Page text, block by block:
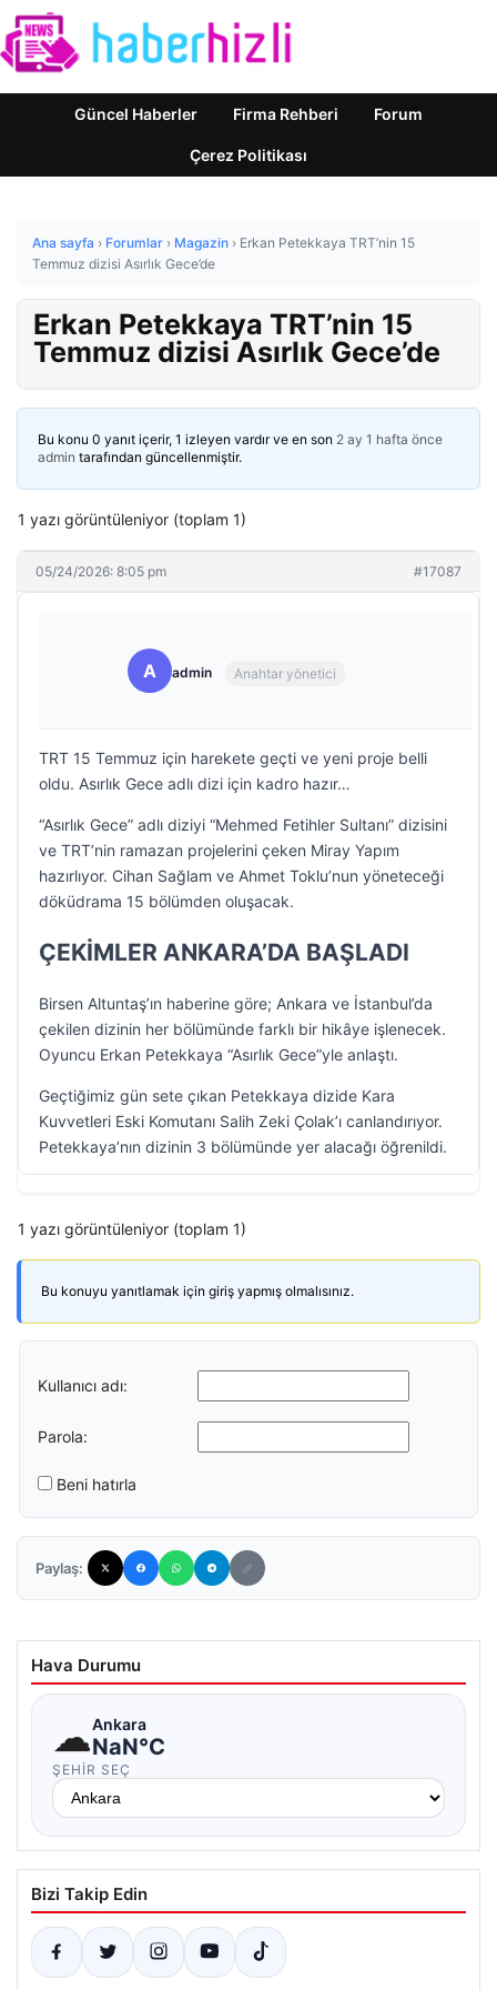
Güncel Haberler Firma Rehberi Forum
Çerez Politikası
Ana sayfa › Forumlar › Magazin › Erkan Petekkaya TRT’nin 15
Temmuz dizisi Asırlık Gece’de
Erkan Petekkaya TRT’nin 15
Temmuz dizisi Asırlık Gece’de
Bu konu 0 yanıt içerir, 1 izleyen vardır ve en son 2 ay 1 hafta önce
admin tarafından güncellenmiştir.
1 yazı görüntüleniyor (toplam 1)
05/24/2026: 8:05 pm #17087
A admin Anahtar yönetici
TRT 15 Temmuz için harekete geçti ve yeni proje belli
oldu. Asırlık Gece adlı dizi için kadro hazır…
“Asırlık Gece” adlı diziyi “Mehmed Fetihler Sultanı” dizisini
ve TRT’nin ramazan projelerini çeken Miray Yapım
hazırlıyor. Cihan Sağlam ve Ahmet Toklu’nun yöneteceği
döküdrama 15 bölümden oluşacak.
ÇEKİMLER ANKARA’DA BAŞLADI
Birsen Altuntaş’ın haberine göre; Ankara ve İstanbul’da
çekilen dizinin her bölümünde farklı bir hikâye işlenecek.
Oyuncu Erkan Petekkaya “Asırlık Gece”yle anlaştı.
Geçtiğimiz gün sete çıkan Petekkaya dizide Kara
Kuvvetleri Eski Komutanı Salih Zeki Çolak’ı canlandırıyor.
Petekkaya’nın dizinin 3 bölümünde yer alacağı öğrenildi.
1 yazı görüntüleniyor (toplam 1)
Bu konuyu yanıtlamak için giriş yapmış olmalısınız.
Kullanıcı adı:
Parola:
Beni hatırla
Paylaş:
Hava Durumu
☁Ankara
NaN°C
ŞEHIR SEÇ
Bizi Takip Edin